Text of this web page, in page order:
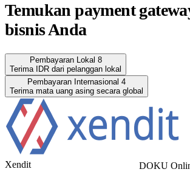
Temukan payment
bisnis Anda
Pembayaran Lokal 8
Terima IDR dari pelanggan lokal
Pembayaran Internasional 4
Terima mata uang asing secara global
Xendit DOKU